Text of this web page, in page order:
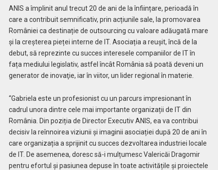
ANIS a împlinit anul trecut 20 de ani de la înființare, perioadă în
care a contribuit semnificativ, prin acțiunile sale, la promovarea
României ca destinație de outsourcing cu valoare adăugată mare
și la creșterea pieței interne de IT. Asociația a reușit, încă de la
debut, să reprezinte cu succes interesele companiilor de IT în
fața mediului legislativ, astfel încât România să poată deveni un
generator de inovaţie, iar în viitor, un lider regional în materie.
“Gabriela este un profesionist cu un parcurs impresionant în
cadrul unora dintre cele mai importante organizații de IT din
România. Din poziția de Director Executiv ANIS, ea va contribui
decisiv la reînnoirea viziunii și imaginii asociației după 20 de ani în
care organizația a sprijinit cu succes dezvoltarea industriei locale
de IT. De asemenea, doresc să-i mulțumesc Valericăi Dragomir
pentru efortul și pasiunea depuse în toate activitățile și proiectele